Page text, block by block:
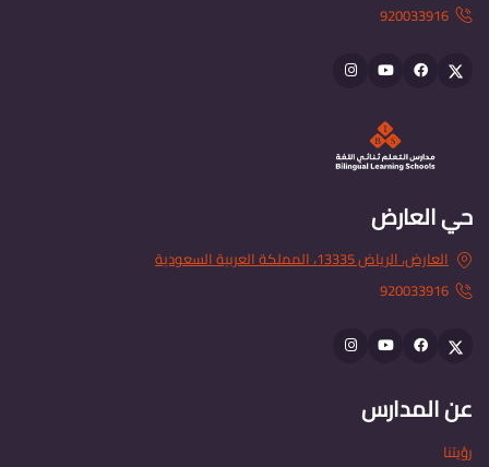
920033916
Twitter
Facebook
youtube
Instagram
حي العارض
العارض، الرياض 13335، المملكة العربية السعودية
920033916
Twitter
Facebook
youtube
Instagram
عن المدارس
رؤيتنا